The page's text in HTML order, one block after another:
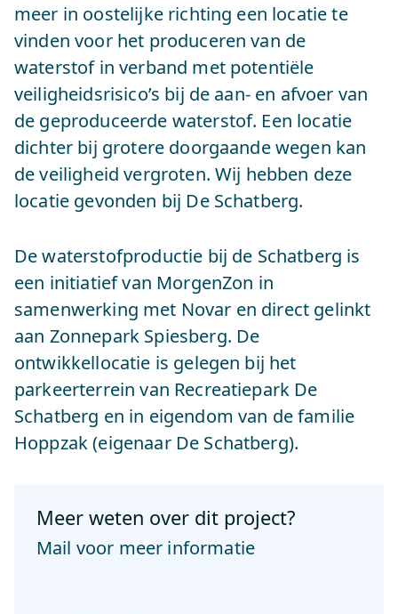
meer in oostelijke richting een locatie te
vinden voor het produceren van de
waterstof in verband met potentiële
veiligheidsrisico’s bij de aan- en afvoer van
de geproduceerde waterstof. Een locatie
dichter bij grotere doorgaande wegen kan
de veiligheid vergroten. Wij hebben deze
locatie gevonden bij De Schatberg.
De waterstofproductie bij de Schatberg is
een initiatief van MorgenZon in
samenwerking met Novar en direct gelinkt
aan Zonnepark Spiesberg. De
ontwikkellocatie is gelegen bij het
parkeerterrein van Recreatiepark De
Schatberg en in eigendom van de familie
Hoppzak (eigenaar De Schatberg).
Meer weten over dit project?
Mail voor meer informatie